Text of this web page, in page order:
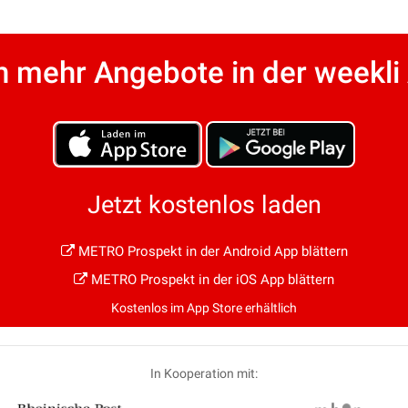
mehr Angebote in der weekli
Jetzt kostenlos laden
METRO Prospekt in der Android App blättern
METRO Prospekt in der iOS App blättern
Kostenlos im App Store erhältlich
In Kooperation mit: